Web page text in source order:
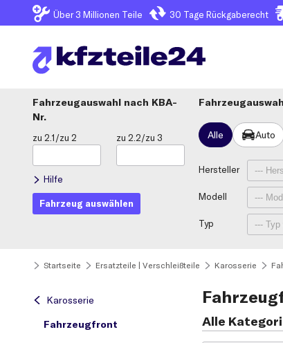
Über 3 Millionen Teile 30 Tage Rückgaberecht
Fahrzeugauswahl
KBA-
Nr.
zu 2.1/zu 2 zu 2.2/zu 3
Hilfe
Fahrzeug auswählen
Alle Auto
Hersteller
Modell
Typ
Startseite Ersatzteile | Verschleißteile Karosserie
Karosserie
Fahrzeugfront
Alle